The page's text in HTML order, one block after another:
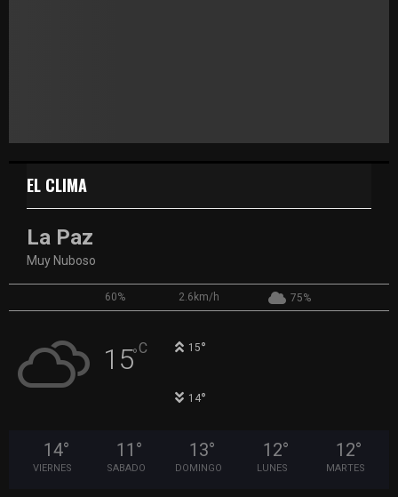
EL CLIMA
La Paz
Muy Nuboso
60% 2.6km/h 75%
15°C 15°
14°
14°
VIERNES
11 °
SABADO
13°
DOMINGO
12°
LUNES
12°
MARTES